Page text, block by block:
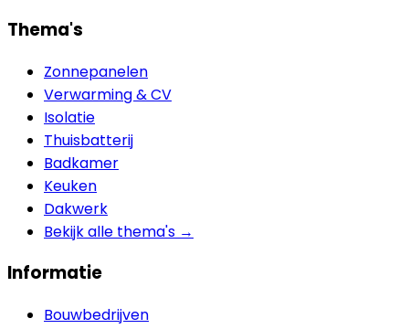
Thema's
Zonnepanelen
Verwarming & CV
Isolatie
Thuisbatterij
Badkamer
Keuken
Dakwerk
Bekijk alle thema's →
Informatie
Bouwbedrijven